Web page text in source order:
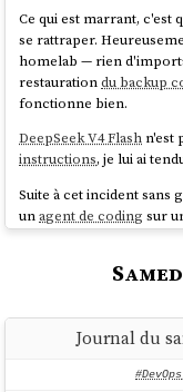
Ce qui est marrant, c'est
se rattraper.
homelab — rien
restaurationdu backup
fonctionne bien.
DeepSeek V4 Flash n'est
instructions, je lui ai
Suite à cet incident sans
unagent de coding sur
AGENTS.md:
Journal du
#DevOps